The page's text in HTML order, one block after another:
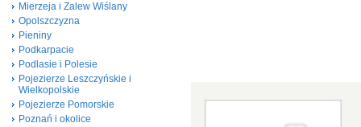
Mierzeja i Zalew Wiślany
Opolszczyzna
Pieniny
Podkarpacie
Podlasie i Polesie
Pojezierze Leszczyńskie i
Wielkopolskie
Pojezierze Pomorskie
Poznań i okolice